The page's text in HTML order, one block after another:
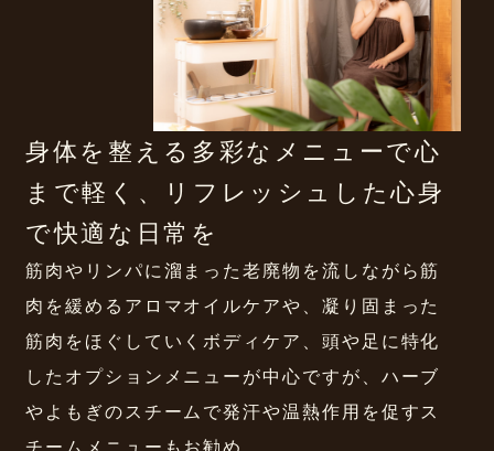
身体を整える多彩なメニューで心
まで軽く、リフレッシュした心身
で快適な日常を
筋肉やリンパに溜まった老廃物を流しながら筋
肉を緩めるアロマオイルケアや、凝り固まった
筋肉をほぐしていくボディケア、頭や足に特化
したオプションメニューが中心ですが、ハーブ
やよもぎのスチームで発汗や温熱作用を促すス